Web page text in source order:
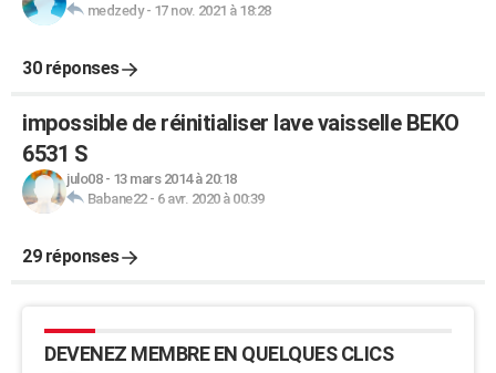
medzedy- 17 nov. 2021 à 18:28
30 réponses
impossible de réinitialiser lave vaisselle BEKO
6531 S
julo08- 13 mars 2014 à 20:18
Babane22- 6 avr. 2020 à 00:39
29 réponses
DEVENEZ MEMBRE EN QUELQUES CLICS